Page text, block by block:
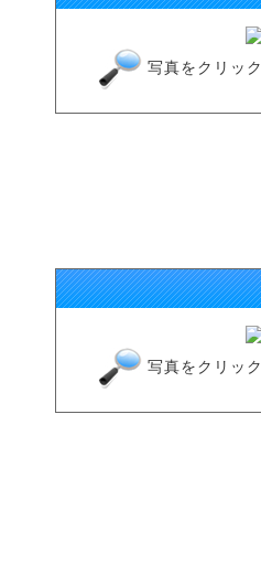
写真をクリッ
写真をクリッ